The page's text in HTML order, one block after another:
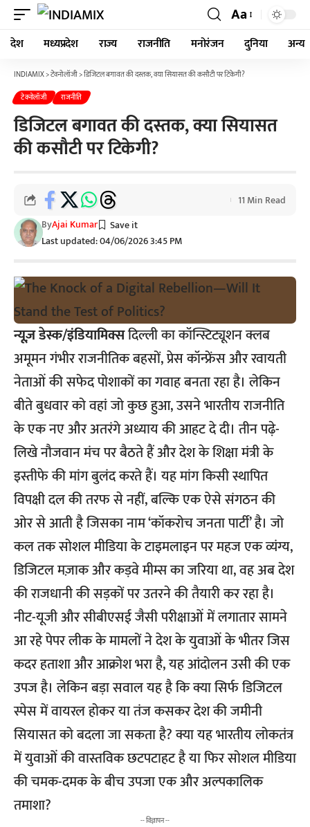
Aa
देश मध्यप्रदेश राज्य राजनीति मनोरंजन दुनिया अन्य
INDIAMIX>टेक्नोलॉजी>डिजिटल बगावत की दस्तक, क्या सियासत की कसौटी पर टिकेगी?
टेक्नोलॉजी राजनीति
डिजिटल बगावत की दस्तक, क्या सियासत
की कसौटी पर टिकेगी?
Last updated: 04/06/2026 3:45 PM
ByAjai Kumar
11 Min Read
न्यूज़ डेस्क/इंडियामिक्सदिल्ली का कॉन्स्टिट्यूशन क्लब
अमूमन गंभीर राजनीतिक बहसों, प्रेस कॉन्फ्रेंस और रवायती
नेताओं की सफेद पोशाकों का गवाह बनता रहा है। लेकिन
बीते बुधवार को वहां जो कुछ हुआ, उसने भारतीय राजनीति
के एक नए और अतरंगे अध्याय की आहट दे दी। तीन पढ़े-
लिखे नौजवान मंच पर बैठते हैं और देश के शिक्षा मंत्री के
इस्तीफे की मांग बुलंद करते हैं। यह मांग किसी स्थापित
विपक्षी दल की तरफ से नहीं, बल्कि एक ऐसे संगठन की
ओर से आती है जिसका नाम ‘कॉकरोच जनता पार्टी’ है। जो
कल तक सोशल मीडिया के टाइमलाइन पर महज एक व्यंग्य,
डिजिटल मज़ाक और कड़वे मीम्स का जरिया था, वह अब देश
की राजधानी की सड़कों पर उतरने की तैयारी कर रहा है।
नीट-यूजी और सीबीएसई जैसी परीक्षाओं में लगातार सामने
आ रहे पेपर लीक के मामलों ने देश के युवाओं के भीतर जिस
कदर हताशा और आक्रोश भरा है, यह आंदोलन उसी की एक
उपज है। लेकिन बड़ा सवाल यह है कि क्या सिर्फ डिजिटल
स्पेस में वायरल होकर या तंज कसकर देश की जमीनी
सियासत को बदला जा सकता है? क्या यह भारतीय लोकतंत्र
में युवाओं की वास्तविक छटपटाहट है या फिर सोशल मीडिया
की चमक-दमक के बीच उपजा एक और अल्पकालिक
तमाशा?
-- विज्ञापन --